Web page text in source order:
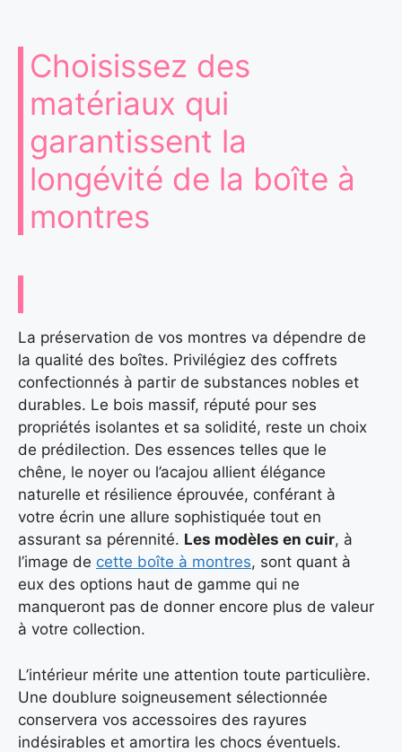
Choisissez des
matériaux qui
garantissent la
longévité de la boîte à
montres
La préservation de vos montres va dépendre de
la qualité des boîtes. Privilégiez des coffrets
confectionnés à partir de substances nobles et
durables. Le bois massif, réputé pour ses
propriétés isolantes et sa solidité, reste un choix
de prédilection. Des essences telles que le
chêne, le noyer ou l’acajou allient élégance
naturelle et résilience éprouvée, conférant à
votre écrin une allure sophistiquée tout en
assurant sa pérennité. Les modèles en cuir, à
l’image de cette boîte à montres, sont quant à
eux des options haut de gamme qui ne
manqueront pas de donner encore plus de valeur
à votre collection.
L’intérieur mérite une attention toute particulière.
Une doublure soigneusement sélectionnée
conservera vos accessoires des rayures
indésirables et amortira les chocs éventuels.